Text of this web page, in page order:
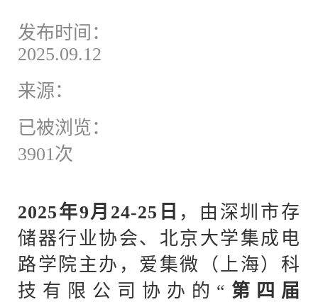
发布时间：
2025.09.12
来源：
已被浏览：
3901次
2025年9月24-25日 ，由深圳市存
储器行业协会、北京大学集成电
路学院主办，爱集微（上海）科
技有限公司协办的 “ 第四届